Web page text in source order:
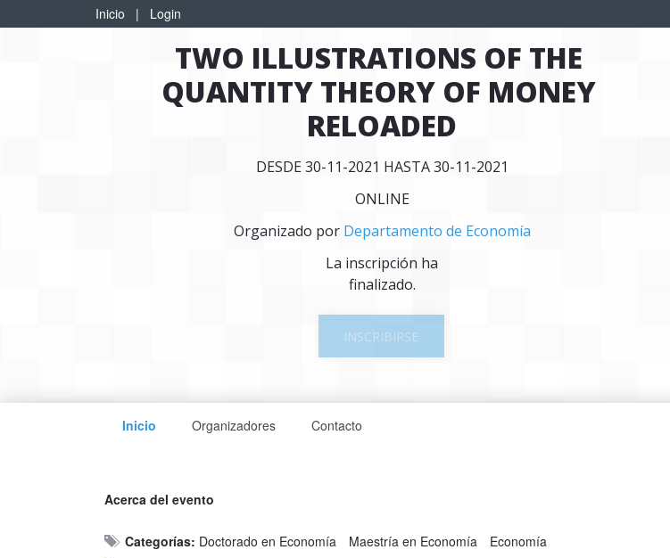
Inicio | Login
TWO ILLUSTRATIONS OF THE
QUANTITY THEORY OF MONEY
RELOADED
DESDE 30-11-2021 HASTA 30-11-2021
ONLINE
Organizado por Departamento de Economía
La inscripción ha
finalizado.
INSCRIBIRSE
Inicio Organizadores Contacto
Acerca del evento
Categorías: Doctorado en Economía Maestría en Economía
Economía